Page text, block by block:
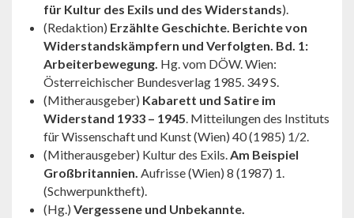
für Kultur des Exils und des Widerstands).
(Redaktion) Erzählte Geschichte. Berichte von
Widerstands­kämpfern und Verfolgten. Bd. 1:
Arbeiterbewegung. Hg. vom DÖW. Wien:
Österreichischer Bundesverlag 1985. 349 S.
(Mitherausgeber) Kabarett und Satire im
Widerstand 1933 – 1945 . Mitteilungen des Instituts
für Wissenschaft und Kunst (Wien) 40 (1985) 1/2.
(Mitherausgeber) Kultur des Exils. Am Beispiel
Großbritannien. Aufrisse (Wien) 8 (1987) 1.
(Schwerpunktheft).
(Hg.) Vergessene und Unbekannte.